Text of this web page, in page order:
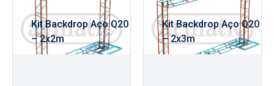
Kit Backdrop Aço Q20
– 2x2m
Kit Backdrop Aço Q20
– 2x3m